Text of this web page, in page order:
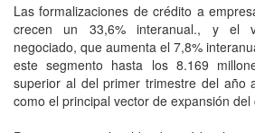
Las formalizaciones de crédito a
crecen un 33,6% interanual., y el
negociado, que aumenta el 7,8%
este segmento hasta los 8.169
superior al del primer trimestre del año
como el principal vector de expansión